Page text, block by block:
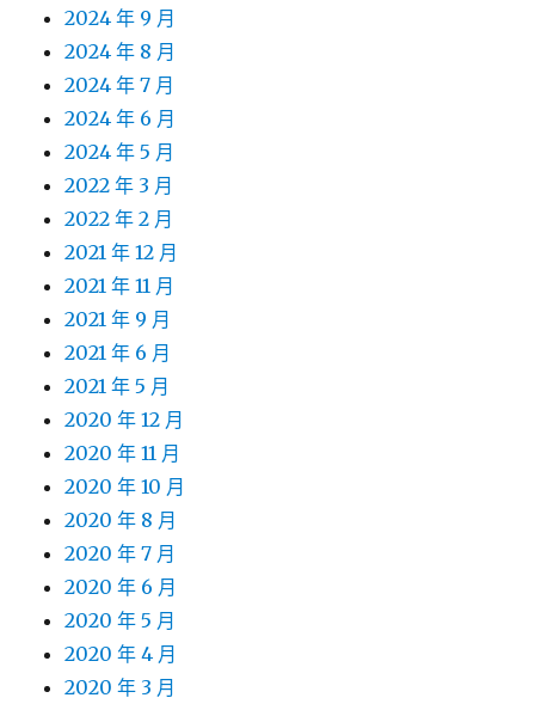
2024 年 9 月
2024 年 8 月
2024 年 7 月
2024 年 6 月
2024 年 5 月
2022 年 3 月
2022 年 2 月
2021 年 12 月
2021 年 11 月
2021 年 9 月
2021 年 6 月
2021 年 5 月
2020 年 12 月
2020 年 11 月
2020 年 10 月
2020 年 8 月
2020 年 7 月
2020 年 6 月
2020 年 5 月
2020 年 4 月
2020 年 3 月